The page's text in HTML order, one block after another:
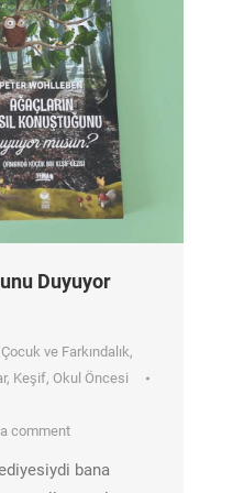
Duyuyor
Çocuk ve Farkındalık,
, Keşif, Okul Öncesi
comment
bana